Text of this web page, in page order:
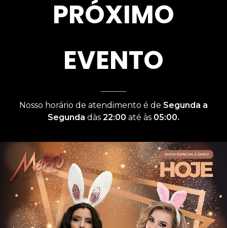
PRÓXIMO
EVENTO
Nosso horário de atendimento é de Segunda a
Segunda dàs 22:00 até às 05:00.